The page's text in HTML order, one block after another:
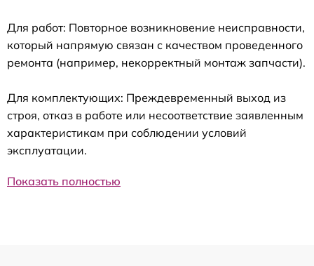
Для работ: Повторное возникновение неисправности,
который напрямую связан с качеством проведенного
ремонта (например, некорректный монтаж запчасти).
Для комплектующих: Преждевременный выход из
строя, отказ в работе или несоответствие заявленным
характеристикам при соблюдении условий
эксплуатации.
Показать полностью